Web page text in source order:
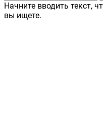
Начните вводить текст,
вы ищете.